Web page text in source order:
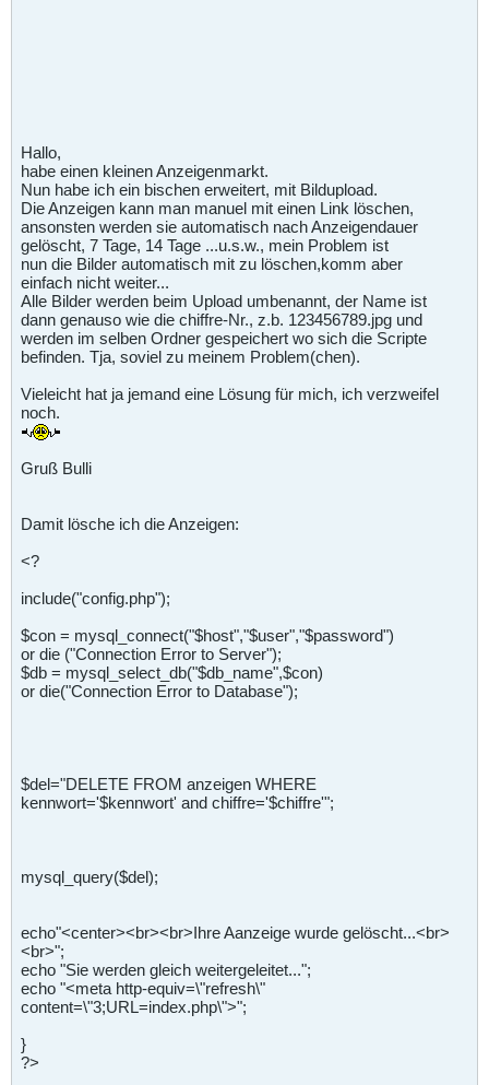
Hallo,
habe einen kleinen Anzeigenmarkt.
Nun habe ich ein bischen erweitert, mit Bildupload.
Die Anzeigen kann man manuel mit einen Link löschen,
ansonsten werden sie automatisch nach Anzeigendauer
gelöscht, 7 Tage, 14 Tage ...u.s.w., mein Problem ist
nun die Bilder automatisch mit zu löschen,komm aber
einfach nicht weiter...
Alle Bilder werden beim Upload umbenannt, der Name ist
dann genauso wie die chiffre-Nr., z.b. 123456789.jpg und
werden im selben Ordner gespeichert wo sich die Scripte
befinden. Tja, soviel zu meinem Problem(chen).
Vieleicht hat ja jemand eine Lösung für mich, ich verzweifel
noch.
Gruß Bulli
Damit lösche ich die Anzeigen:
<?
include("config.php");
$con = mysql_connect("$host","$user","$password")
or die ("Connection Error to Server");
$db = mysql_select_db("$db_name",$con)
or die("Connection Error to Database");
$del="DELETE FROM anzeigen WHERE
kennwort='$kennwort' and chiffre='$chiffre'";
mysql_query($del);
echo"<center><br><br>Ihre Aanzeige wurde gelöscht...<br>
<br>";
echo "Sie werden gleich weitergeleitet...";
echo "<meta http-equiv=\"refresh\"
content=\"3;URL=index.php\">";
}
?>